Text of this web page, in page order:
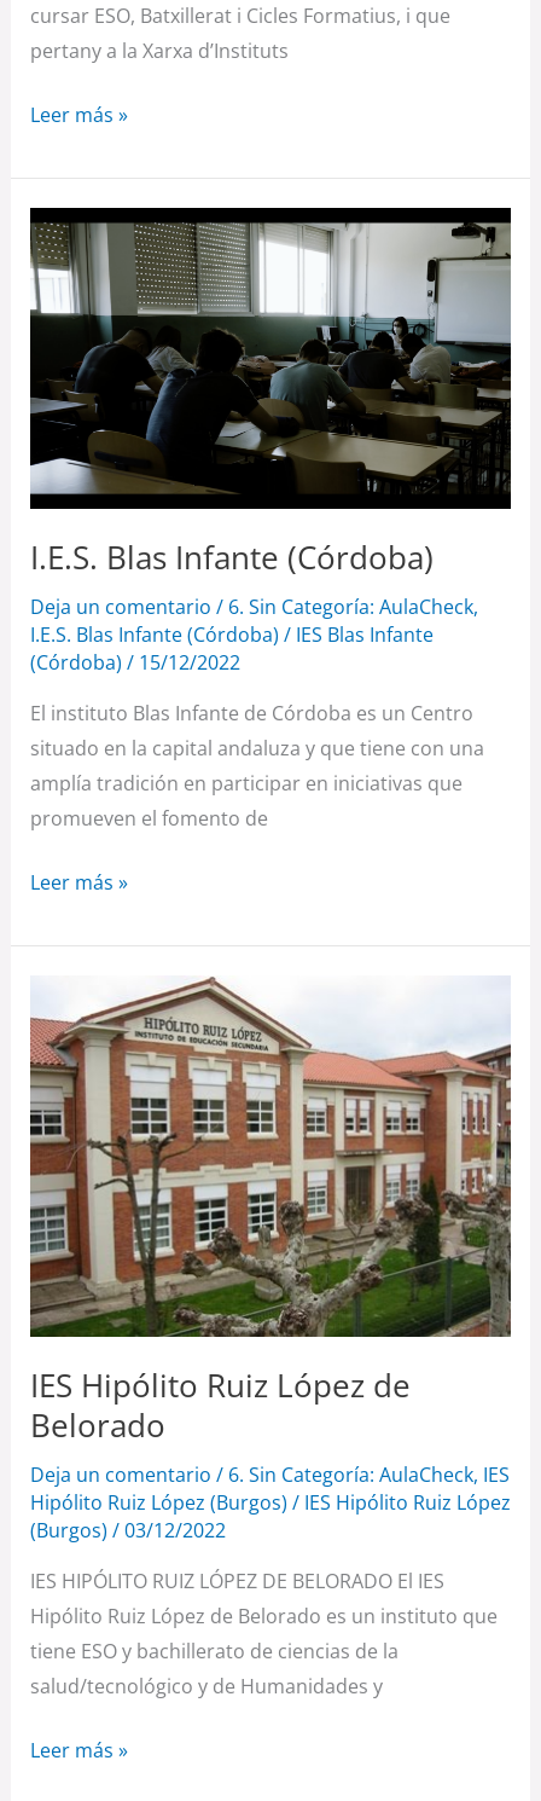
cursar ESO, Batxillerat i Cicles Formatius, i que
pertany a la Xarxa d’Instituts
Leer más »
I.E.S. Blas Infante (Córdoba)
Deja un comentario / 6. Sin Categoría: AulaCheck,
I.E.S. Blas Infante (Córdoba) / IES Blas Infante
(Córdoba) / 15/12/2022
El instituto Blas Infante de Córdoba es un Centro
situado en la capital andaluza y que tiene con una
amplía tradición en participar en iniciativas que
promueven el fomento de
I.E.S.
Blas
Infante
(Córdoba)
Leer más »
IES Hipólito Ruiz López de
Belorado
Deja un comentario / 6. Sin Categoría: AulaCheck, IES
Hipólito Ruiz López (Burgos) / IES Hipólito Ruiz López
(Burgos) /03/12/2022
IES HIPÓLITO RUIZ LÓPEZ DE BELORADO El IES
Hipólito Ruiz López de Belorado es un instituto que
tiene ESO y bachillerato de ciencias de la
salud/tecnológico y de Humanidades y
Hipólito
Ruiz
López
de
Belorado
Leer más »